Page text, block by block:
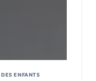
ENFANTS